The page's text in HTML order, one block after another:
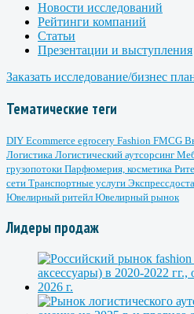
Новости исследований
Рейтинги компаний
Статьи
Презентации и выступления
Заказать исследование/бизнес
Тематические теги
DIY Ecommerce egrocery Fashion FMCG
Логистика Логистический аутсорсинг
грузопотоки Парфюмерия, косметика
сети Транспортные услуги
Ювелирный ритейл Ювелирный рынок
Лидеры продаж